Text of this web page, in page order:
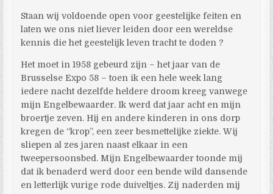
Staan wij voldoende open voor geestelijke feiten en
laten we ons niet liever leiden door een wereldse
kennis die het geestelijk leven tracht te doden ?
Het moet in 1958 gebeurd zijn – het jaar van de
Brusselse Expo 58 – toen ik een hele week lang
iedere nacht dezelfde heldere droom kreeg vanwege
mijn Engelbewaarder. Ik werd dat jaar acht en mijn
broertje zeven. Hij en andere kinderen in ons dorp
kregen de “krop”, een zeer besmettelijke ziekte. Wij
sliepen al zes jaren naast elkaar in een
tweepersoonsbed. Mijn Engelbewaarder toonde mij
dat ik benaderd werd door een bende wild dansende
en letterlijk vurige rode duiveltjes. Zij naderden mij